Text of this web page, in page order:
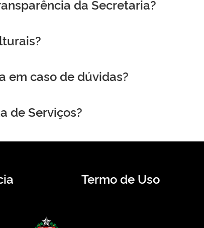
da Secretaria?
em caso de dúvidas?
de Serviços?
Termo de Uso